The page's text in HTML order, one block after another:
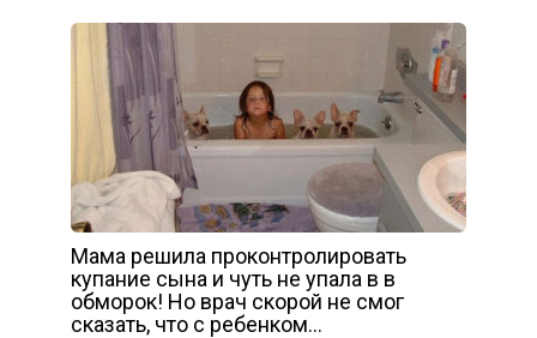
Мама решила проконтролировать
купание сына и чуть не упала в в
обморок! Но врач скорой не смог
сказать, что с ребенком…